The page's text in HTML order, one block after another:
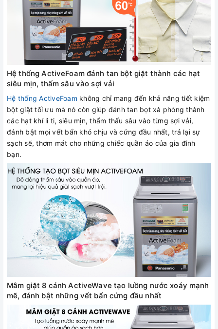
Hệ thống ActiveFoam đánh tan bột giặt thành các hạt
siêu mịn, thấm sâu vào sợi vải
Hệ thống ActiveFoam không chỉ mang đến khả năng tiết kiệm
bột giặt tối ưu mà nó còn giúp đánh tan bọt xà phòng thành
các hạt khí li ti, siêu mịn, thẩm thấu sâu vào từng sợi vải,
đánh bật mọi vết bẩn khó chịu và cứng đầu nhất, trả lại sự
sạch sẽ, thơm mát cho những chiếc quần áo của gia đình
bạn.
Mâm giặt 8 cánh ActiveWave tạo luồng nước xoáy mạnh
mẽ, đánh bật những vết bẩn cứng đầu nhất